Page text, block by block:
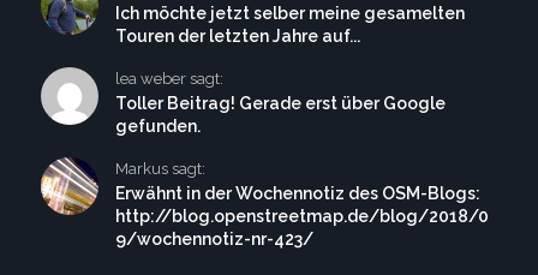
Ich möchte jetzt selber meine gesamelten
Touren der letzten Jahre auf...
lea weber sagt:
Toller Beitrag! Gerade erst über Google
gefunden.
Markus sagt:
Erwähnt in der Wochennotiz des OSM-Blogs:
http://blog.openstreetmap.de/blog/2018/0
9/wochennotiz-nr-423/